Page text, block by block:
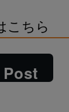
こちら
Post